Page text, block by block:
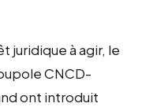
juridique à agir, le
CNCD-
ont introduit